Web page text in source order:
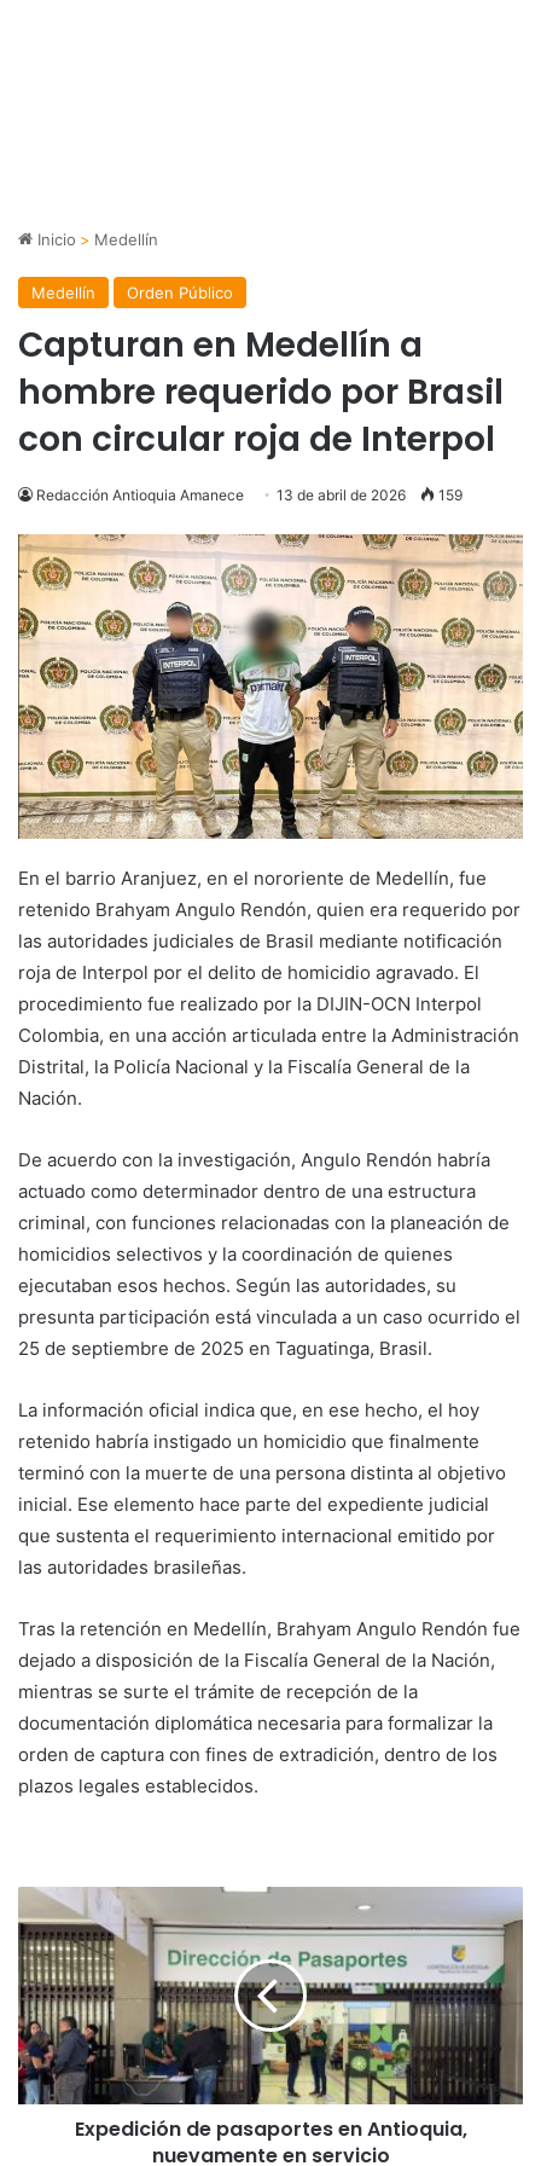
Inicio > Medellín
Medellín Orden Público
Capturan en Medellín a
hombre requerido por Brasil
con circular roja de Interpol
Redacción Antioquia Amanece 13 de abril de 2026 159
En el barrio Aranjuez, en el nororiente de Medellín, fue
retenido Brahyam Angulo Rendón, quien era requerido por
las autoridades judiciales de Brasil mediante notificación
roja de Interpol por el delito de homicidio agravado. El
procedimiento fue realizado por la DIJIN-OCN Interpol
Colombia, en una acción articulada entre la Administración
Distrital, la Policía Nacional y la Fiscalía General de la
Nación.
De acuerdo con la investigación, Angulo Rendón habría
actuado como determinador dentro de una estructura
criminal, con funciones relacionadas con la planeación de
homicidios selectivos y la coordinación de quienes
ejecutaban esos hechos. Según las autoridades, su
presunta participación está vinculada a un caso ocurrido el
25 de septiembre de 2025 en Taguatinga, Brasil.
La información oficial indica que, en ese hecho, el hoy
retenido habría instigado un homicidio que finalmente
terminó con la muerte de una persona distinta al objetivo
inicial. Ese elemento hace parte del expediente judicial
que sustenta el requerimiento internacional emitido por
las autoridades brasileñas.
Tras la retención en Medellín, Brahyam Angulo Rendón fue
dejado a disposición de la Fiscalía General de la Nación,
mientras se surte el trámite de recepción de la
documentación diplomática necesaria para formalizar la
orden de captura con fines de extradición, dentro de los
plazos legales establecidos.
Expedición de pasaportes en Antioquia,
nuevamente en servicio